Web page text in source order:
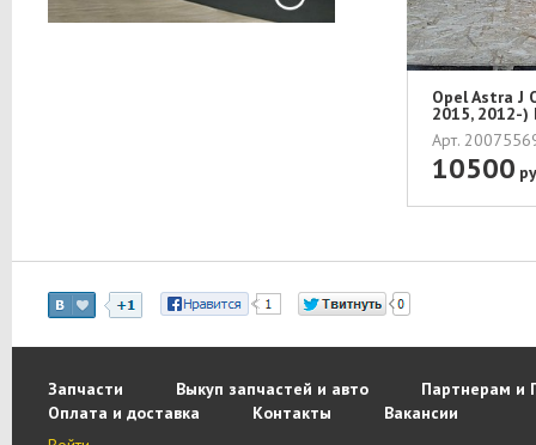
Opel Astra J
2015, 2012-
Арт.
10500
Запчасти Выкуп запчастей и авто
Партнерам и
Оплата и доставка
Контакты
Вакансии